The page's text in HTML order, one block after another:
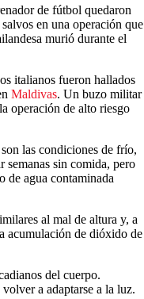
de fútbol quedaron
salvos en una operación que
murió durante el
italianos fueron hallados
Maldivas. Un buzo militar
operación de alto riesgo
las condiciones de frío,
semanas sin comida, pero
de agua contaminada
al mal de altura y, a
acumulación de dióxido de
del cuerpo.
a adaptarse a la luz.